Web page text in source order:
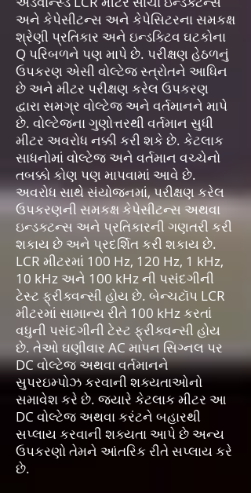
અને કેપેસીટન્સ અને કેપેસિટરના સમકક્ષ
શ્રેણી પ્રતિકાર અને ઇન્ડક્ટિવ ઘટકોના
Q પરિબળને પણ માપે છે. પરીક્ષણ હેઠળનું
ઉપકરણ એસી વોલ્ટેજ સ્ત્રોતને આધિન
છે અને મીટર પરીક્ષણ કરેલ ઉપકરણ
દ્વારા સમગ્ર વોલ્ટેજ અને વર્તમાનને માપે
છે. વોલ્ટેજના ગુણોત્તરથી વર્તમાન સુધી
મીટર અવરોધ નક્કી કરી શકે છે. કેટલાક
સાધનોમાં વોલ્ટેજ અને વર્તમાન વચ્ચેનો
તબક્કો કોણ પણ માપવામાં આવે છે.
અવરોધ સાથે સંયોજનમાં, પરીક્ષણ કરેલ
ઉપકરણની સમકક્ષ કેપેસીટન્સ અથવા
ઇન્ડક્ટન્સ અને પ્રતિકારની ગણતરી કરી
શકાય છે અને પ્રદર્શિત કરી શકાય છે.
LCR મીટરમાં 100 Hz, 120 Hz, 1 kHz,
10 kHz અને 100 kHz ની પસંદગીની
ટેસ્ટ ફ્રીક્વન્સી હોય છે. બેન્ચટૉપ LCR
મીટરમાં સામાન્ય રીતે 100 kHz કરતાં
વધુની પસંદગીની ટેસ્ટ ફ્રીક્વન્સી હોય
છે. તેઓ ઘણીવાર AC માપન સિગ્નલ પર
DC વોલ્ટેજ અથવા વર્તમાનને
સુપરઇમ્પોઝ કરવાની શક્યતાઓનો
સમાવેશ કરે છે. જ્યારે કેટલાક મીટર આ
DC વોલ્ટેજ અથવા કરંટને બહારથી
સપ્લાય કરવાની શક્યતા આપે છે અન્ય
ઉપકરણો તેમને આંતરિક રીતે સપ્લાય કરે
છે.